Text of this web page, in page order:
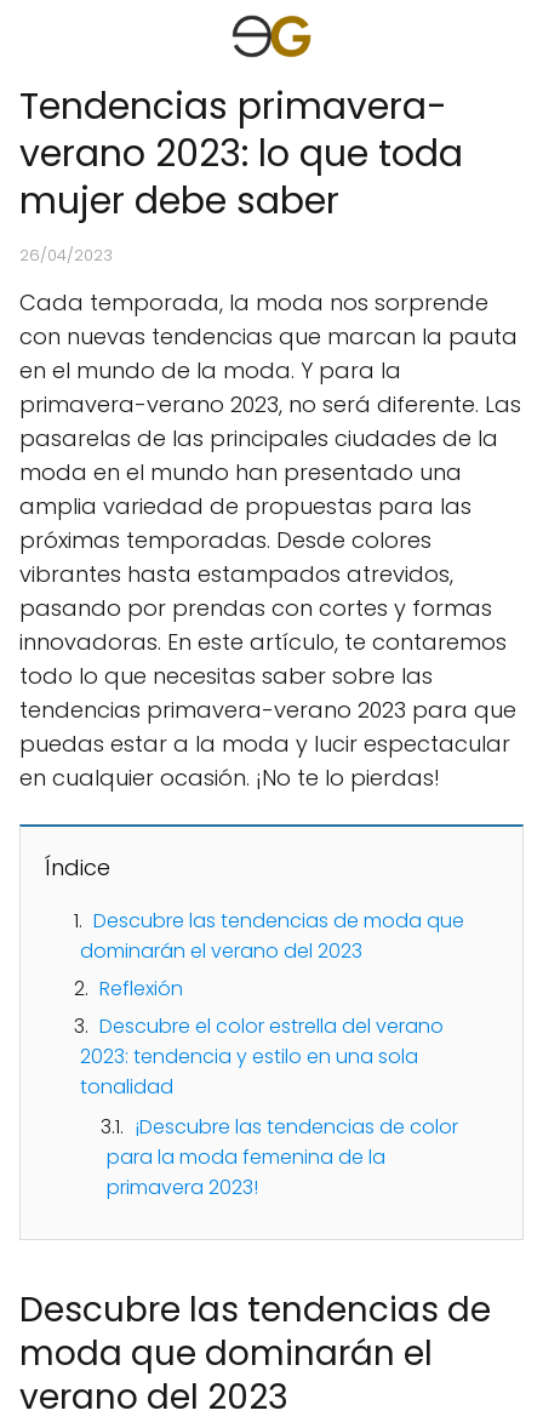
Tendencias primavera-
verano 2023: lo que toda
mujer debe saber
26/04/2023
Cada temporada, la moda nos sorprende
con nuevas tendencias que marcan la pauta
en el mundo de la moda. Y para la
primavera-verano 2023, no será diferente. Las
pasarelas de las principales ciudades de la
moda en el mundo han presentado una
amplia variedad de propuestas para las
próximas temporadas. Desde colores
vibrantes hasta estampados atrevidos,
pasando por prendas con cortes y formas
innovadoras. En este artículo, te contaremos
todo lo que necesitas saber sobre las
tendencias primavera-verano 2023 para que
puedas estar a la moda y lucir espectacular
en cualquier ocasión. ¡No te lo pierdas!
Índice
Descubre las tendencias de moda que
dominarán el verano del 2023
Reflexión
Descubre el color estrella del verano
2023: tendencia y estilo en una sola
tonalidad
¡Descubre las tendencias de color
para la moda femenina de la
primavera 2023!
Descubre las tendencias de
moda que dominarán el
verano del 2023